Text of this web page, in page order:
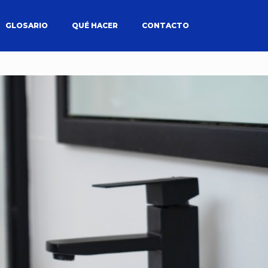
GLOSARIO QUÉ HACER CONTACTO